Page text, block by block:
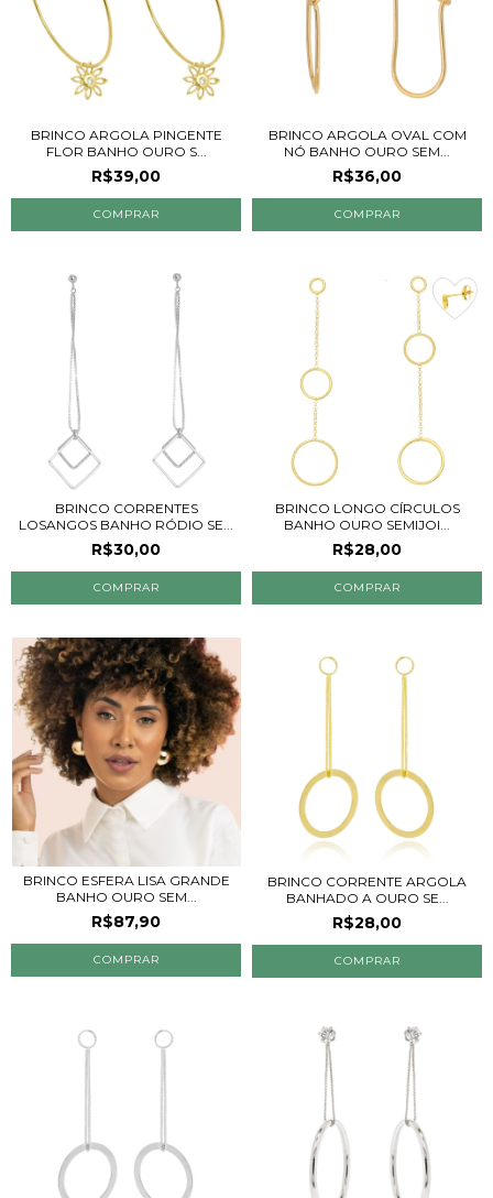
BRINCO ARGOLA PINGENTE
FLOR BANHO OURO S...
R$39,00
BRINCO ARGOLA OVAL COM
NÓ BANHO OURO SEM...
R$36,00
BRINCO CORRENTES
LOSANGOS BANHO RÓDIO SE...
R$30,00
BRINCO LONGO CÍRCULOS
BANHO OURO SEMIJOI...
R$28,00
BRINCO ESFERA LISA GRANDE
BANHO OURO SEM...
R$87,90
BRINCO CORRENTE ARGOLA
BANHADO A OURO SE...
R$28,00